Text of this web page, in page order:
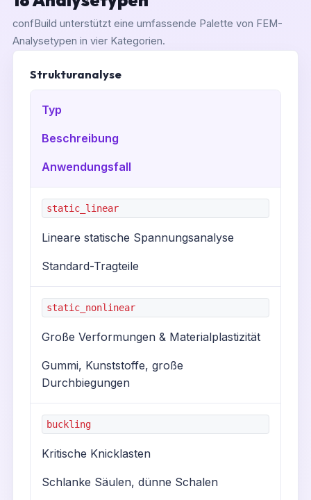
confBuild unterstützt eine umfassende Palette von FEM-
Analysetypen in vier Kategorien.
Strukturanalyse
Typ
Beschreibung
Anwendungsfall
static_linear
Lineare statische Spannungsanalyse
Standard-Tragteile
static_nonlinear
Große Verformungen & Materialplastizität
Gummi, Kunststoffe, große
Durchbiegungen
buckling
Kritische Knicklasten
Schlanke Säulen, dünne Schalen